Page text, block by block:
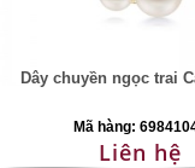
Dây chuyền ngọc trai
Mã hàng:
Liên hệ